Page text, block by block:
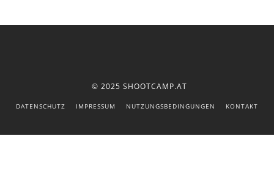
© 2025 SHOOTCAMP.AT
DATENSCHUTZ IMPRESSUM NUTZUNGSBEDINGUNGEN KONTAKT